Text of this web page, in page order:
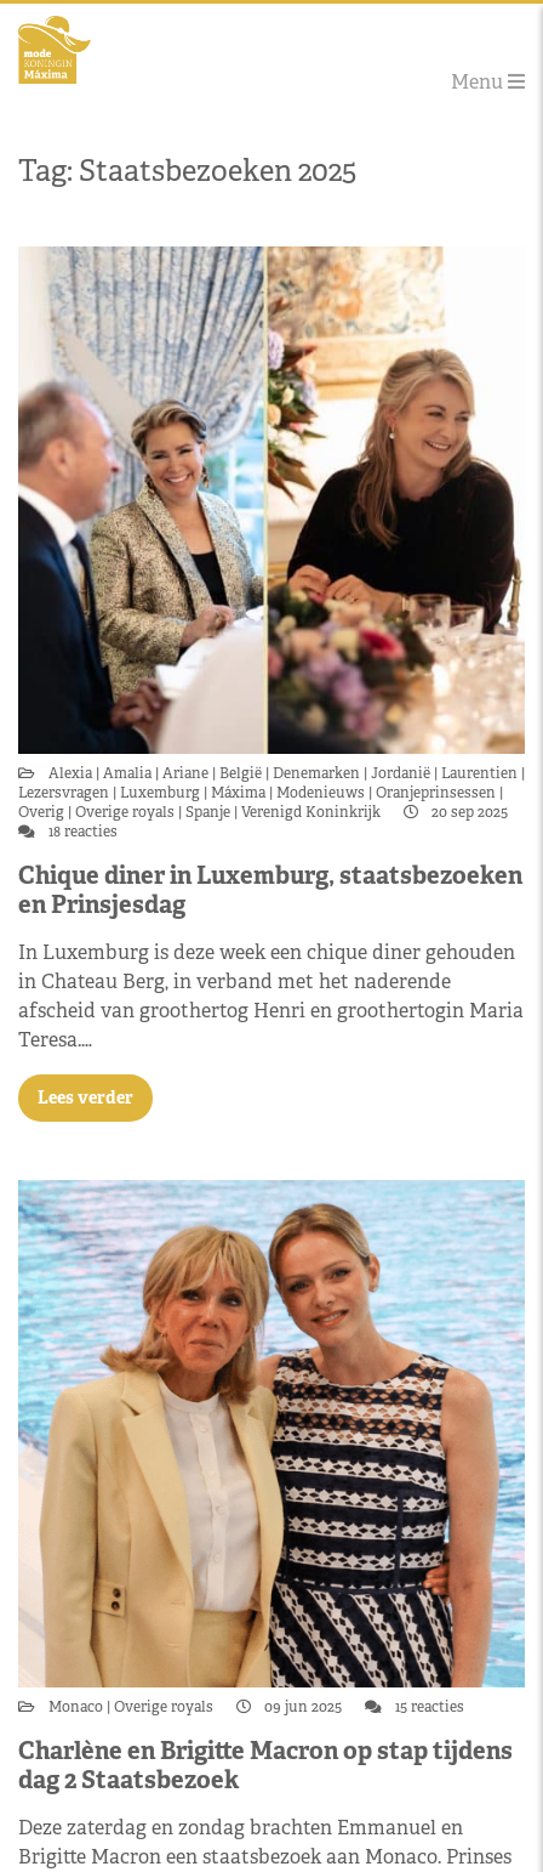
Menu
Tag: Staatsbezoeken 2025
Alexia Amalia Ariane België Denemarken Jordanië Laurentien
Lezersvragen Luxemburg Máxima Modenieuws
Oranjeprinsessen
Overig Overige royals Spanje Verenigd Koninkrijk
20 sep 2025
18 reacties
Chique diner in Luxemburg, staatsbezoeken
en Prinsjesdag
In Luxemburg is deze week een chique diner gehouden
in Chateau Berg, in verband met het naderende
afscheid van groothertog Henri en groothertogin Maria
Teresa.…
Lees verder
Monaco Overige royals 09 jun 2025 15 reacties
Charlène en Brigitte Macron op stap tijdens
dag 2 Staatsbezoek
Deze zaterdag en zondag brachten Emmanuel en
Brigitte Macron een staatsbezoek aan Monaco. Prinses